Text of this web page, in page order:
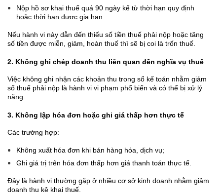
Nộp hồ sơ khai thuế quá 90 ngày kể từ thời hạn quy định
hoặc thời hạn được gia hạn.
Nếu hành vi này dẫn đến thiếu số tiền thuế phải nộp hoặc tăng
số tiền được miễn, giảm, hoàn thuế thì sẽ bị coi là trốn thuế.
2. Không ghi chép doanh thu liên quan đến nghĩa vụ thuế
Việc không ghi nhận các khoản thu trong sổ kế toán nhằm giảm
số thuế phải nộp là hành vi vi phạm phổ biến và có thể bị xử lý
nặng.
3. Không lập hóa đơn hoặc ghi giá thấp hơn thực tế
Các trường hợp:
Không xuất hóa đơn khi bán hàng hóa, dịch vụ;
Ghi giá trị trên hóa đơn thấp hơn giá thanh toán thực tế.
Đây là hành vi thường gặp ở nhiều cơ sở kinh doanh nhằm giảm
doanh thu kê khai thuế.